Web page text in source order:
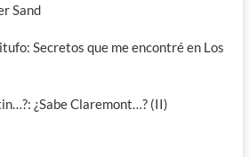
Sand
Secretos que me encontré en Los
¿Sabe Claremont…? (II)